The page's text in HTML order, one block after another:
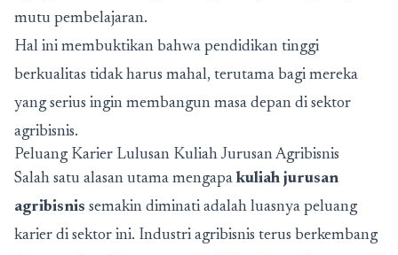
mutu pembelajaran.
Hal ini membuktikan bahwa pendidikan tinggi
berkualitas tidak harus mahal, terutama bagi mereka
yang serius ingin membangun masa depan di sektor
agribisnis.
Peluang Karier Lulusan Kuliah Jurusan Agribisnis
Salah satu alasan utama mengapa kuliah jurusan
agribisnis semakin diminati adalah luasnya peluang
karier di sektor ini. Industri agribisnis terus berkembang